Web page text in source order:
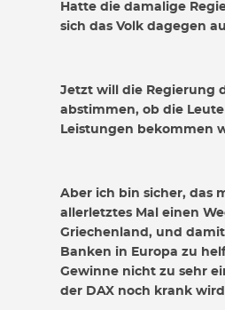
Hatte die damalige
sich das Volk dagegen
Jetzt will die Regierung
abstimmen, ob die
Leistungen bekommen
Aber ich bin sicher, das
allerletztes Mal einen
Griechenland, und
Banken in Europa zu
Gewinne nicht zu sehr
der DAX noch krank